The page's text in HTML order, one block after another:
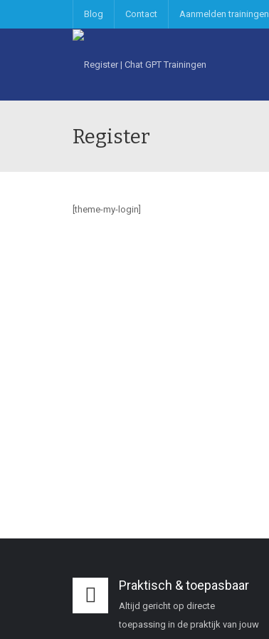
Blog Contact Aanmelden trainingen
Register
[theme-my-login]
Praktisch & toepasbaar
Altijd gericht op directe
toepassing in de praktijk van jouw